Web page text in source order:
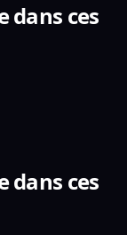
dans ces
dans ces